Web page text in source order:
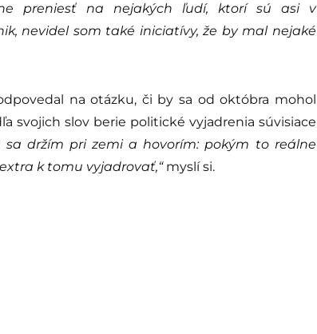
preniesť na nejakých ľudí, ktorí sú asi v
nevidel som také iniciatívy, že by mal nejaké
na otázku, či by sa od októbra mohol
svojich slov berie politické vyjadrenia súvisiace
sa držím pri zemi a hovorím: pokým to reálne
k tomu vyjadrovať,“ myslí si.